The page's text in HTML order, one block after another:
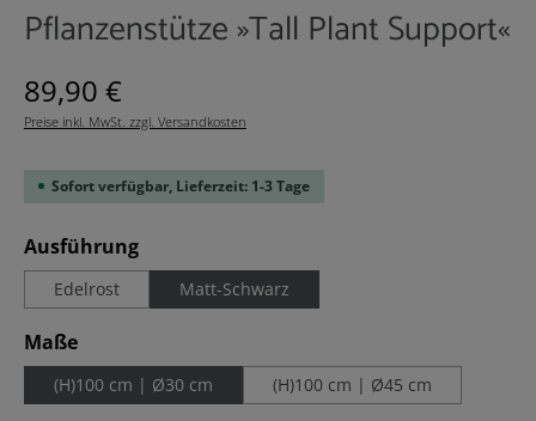
Pflanzenstütze »Tall Plant Support«
Regulärer Preis:
89,90 €
Preise inkl. MwSt. zzgl. Versandkosten
Sofort verfügbar, Lieferzeit: 1-3 Tage
Ausführungauswählen
Edelrost Matt-Schwarz
Maßeauswählen
(H)100 cm | Ø30 cm (H)100 cm | Ø45 cm